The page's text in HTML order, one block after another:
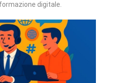
digitale.